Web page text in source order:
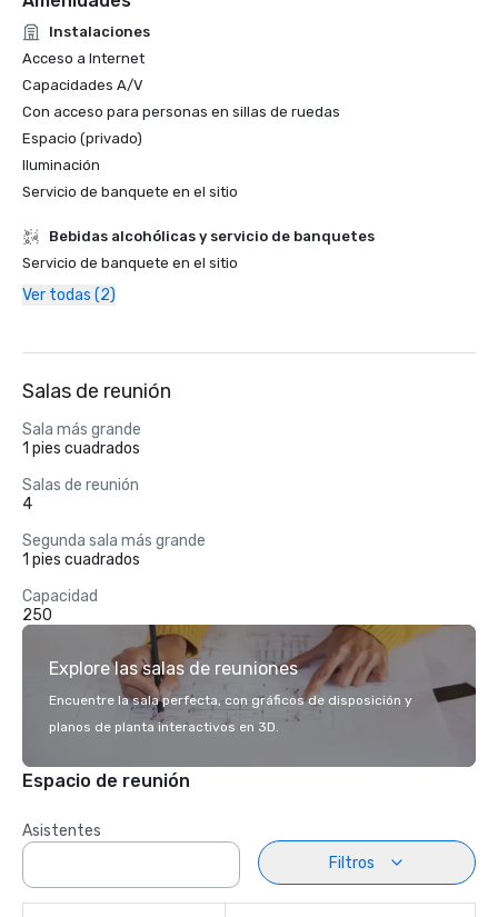
Instalaciones
Acceso a Internet
Capacidades A/V
Con acceso para personas en sillas de ruedas
Espacio (privado)
Iluminación
Servicio de banquete en el sitio
Bebidas alcohólicas y servicio de banquetes
Servicio de banquete en el sitio
Ver todas (2)
Salas de reunión
Sala más grande
1 pies cuadrados
Salas de reunión
4
Segunda sala más grande
1 pies cuadrados
Capacidad
250
Explore las salas de reuniones
Encuentre la sala perfecta, con gráficos de disposición y
planos de planta interactivos en 3D.
Espacio de reunión
Asistentes
Filtros